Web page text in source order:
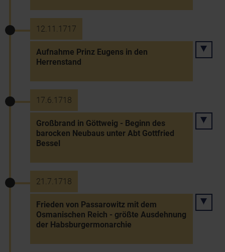
12.11.1717
Aufnahme Prinz Eugens in den
Herrenstand
17.6.1718
Großbrand in Göttweig - Beginn des
barocken Neubaus unter Abt Gottfried
Bessel
21.7.1718
Frieden von Passarowitz mit dem
Osmanischen Reich - größte Ausdehnung
der Habsburgermonarchie